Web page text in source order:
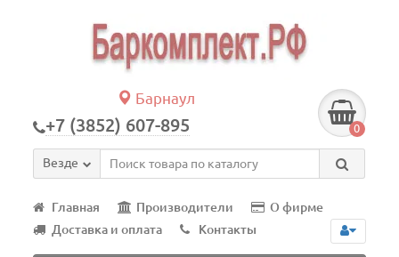
Барнаул
+7 (3852) 607-895 0
Везде
Главная Производители
О фирме
Доставка и оплата
Контакты